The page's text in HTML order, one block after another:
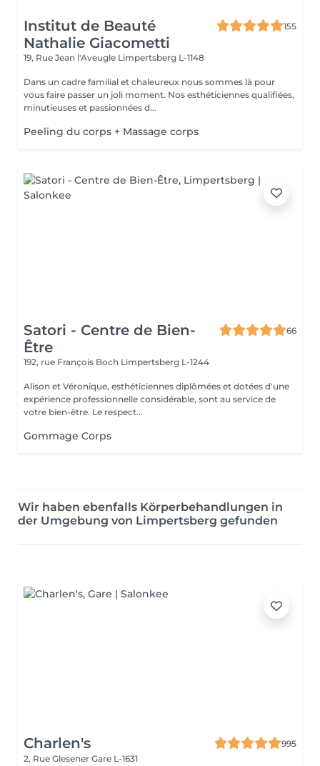
Institut de Beauté
Nathalie Giacometti
155
19, Rue Jean l'Aveugle Limpertsberg L-1148
Dans un cadre familial et chaleureux nous sommes là pour
vous faire passer un joli moment. Nos esthéticiennes qualifiées,
minutieuses et passionnées d...
Peeling du corps + Massage corps
Satori - Centre de Bien-
Être
66
192, rue François Boch Limpertsberg L-1244
Alison et Véronique, esthéticiennes diplômées et dotées d'une
expérience professionnelle considérable, sont au service de
votre bien-être. Le respect...
Gommage Corps
Wir haben ebenfalls Körperbehandlungen in
der Umgebung von Limpertsberg gefunden
Charlen's
995
2, Rue Glesener Gare L-1631